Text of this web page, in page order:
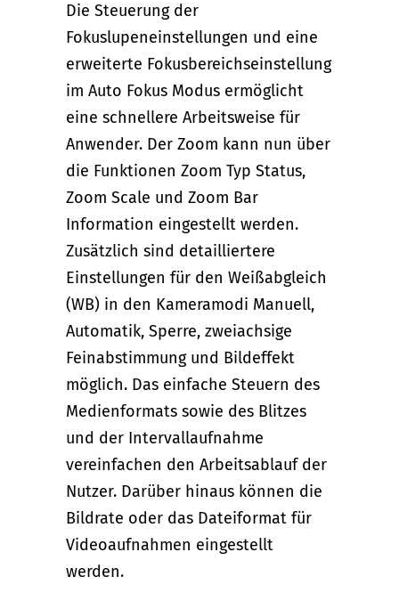
Die Steuerung der
Fokuslupeneinstellungen und eine
erweiterte Fokusbereichseinstellung
im Auto Fokus Modus ermöglicht
eine schnellere Arbeitsweise für
Anwender. Der Zoom kann nun über
die Funktionen Zoom Typ Status,
Zoom Scale und Zoom Bar
Information eingestellt werden.
Zusätzlich sind detailliertere
Einstellungen für den Weißabgleich
(WB) in den Kameramodi Manuell,
Automatik, Sperre, zweiachsige
Feinabstimmung und Bildeffekt
möglich. Das einfache Steuern des
Medienformats sowie des Blitzes
und der Intervallaufnahme
vereinfachen den Arbeitsablauf der
Nutzer. Darüber hinaus können die
Bildrate oder das Dateiformat für
Videoaufnahmen eingestellt
werden.